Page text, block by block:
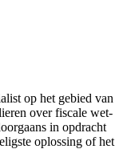
op het gebied van
over fiscale wet-
in opdracht
oplossing of het